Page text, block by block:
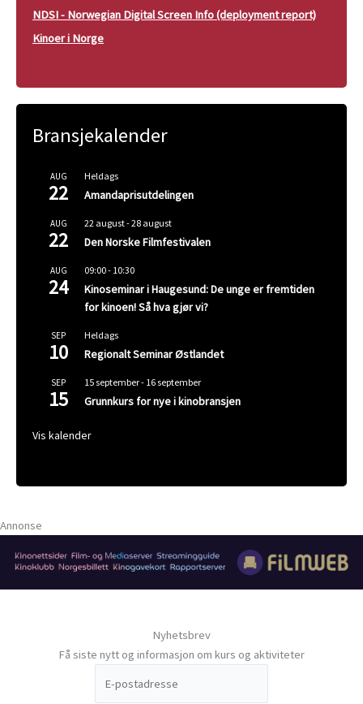
NDSI - Norwegian Digital Screen Info (deployment report)
Kinoer i Norge
Bransjekalender
AUG
22
Heldags
Amandaprisutdelingen
AUG
22
22 august-28 august
Den Norske Filmfestivalen
AUG
24
09:00- 10:30
Kinoseminar i Haugesund: De unge er fremtiden
for kinoen! Så hva gjør vi?
SEP
10
Heldags
Regionalt Seminar Østlandet
SEP
15
15 september- 16 september
Grunnkurs for nye i kinobransjen
Vis kalender
Annonse
Nyhetsbrev
Få siste nytt og informasjon om kurs og aktiviteter